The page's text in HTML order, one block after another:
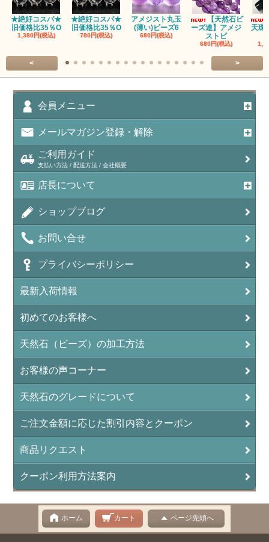
アパタイト
アベンチュリン(クォーツァイト/Aventurine)
アポフィライト（Apophylite）/魚眼石
アメジスト（紫水晶/Amethyst）
アメシスティンクォーツ（Amethest in quartz）
ラベンダーアメジスト
アメトリン（紫黄水晶/Ametrine）
アラゴナイト（霰石/Aragonite）
アンフィボールインクォーツ(Amphibole)
アンフィボールロック/角閃岩（Amphibole ）
イーグルアイ（EagleEye）
インカローズ（ロードクロサイト/Rhodochrosite）
インディアンアゲート(Indian Agate)
エメラルド(emerald/翠玉)
エレスチャル(elestial/骸骨水晶)
オーロラクォーツ(レインボー水晶)
オニキス(ブラック)(Black Onyx)
オブシディアン（黒曜石/Obsidian）
オフィカルサイト（蛇灰岩/Ophicalcite）
オパール（蛋白石/Opal）
★絶好コスパ★
旧価格比35％O
1,380円(税込)
★絶好コスパ★
旧価格比35％O
780円(税込)
アメジスト丸玉
(薄い)ビーズ6
680円(税込)
【天然石ビ
ーズ連】アメジ
ストビ
680円(税込)
天珠
< >
会員メニュー
メールマガジン登録・解除
ご利用ガイド
支払い方法 / 配送方法 / 会社概要
店長について
ショップブログ
お問い合せ
プライバシーポリシー
最新入荷情報
初めてのお客様へ
天然石（ビーズ）の加工方法
お客様の声コーナー
天然石のグレードについて
ご注文金額に応じた割引内容とクーポン
商品リクエスト
クーポン利用方法案内
ホーム カート ページ先頭へ